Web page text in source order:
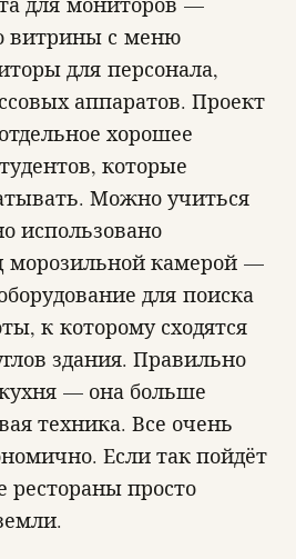
витрины с меню
для персонала,
аппаратов. Проект
хорошее
которые
Можно учиться
использовано
морозильной камерой —
для поиска
к которому сходятся
здания. Правильно
— она больше
техника. Все очень
Если так пойдёт
рестораны просто